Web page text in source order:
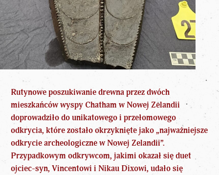
Rutynowe poszukiwanie drewna przez dwóch
mieszkańców wyspy Chatham w Nowej Zelandii
doprowadziło do unikatowego i przełomowego
odkrycia, które zostało okrzyknięte jako „najważniejsze
odkryciearcheologicznew Nowej Zelandii”.
Przypadkowym odkrywcom, jakimi okazał się duet
ojciec-syn, Vincentowi i Nikau Dixowi, udało się